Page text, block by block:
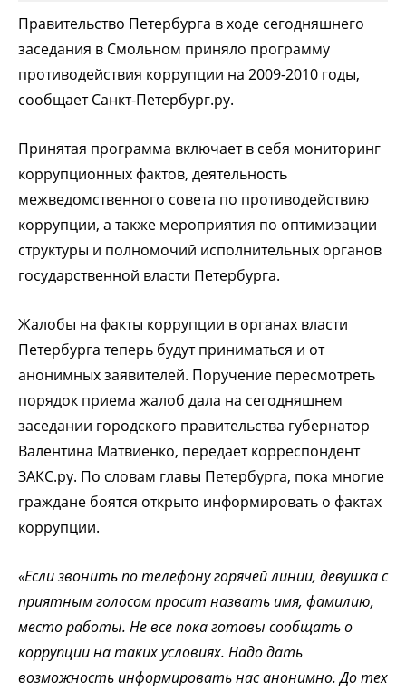
Правительство Петербурга в ходе сегодняшнего
заседания в Смольном приняло программу
противодействия коррупции на 2009-2010 годы,
сообщает Санкт-Петербург.ру.
Принятая программа включает в себя мониторинг
коррупционных фактов, деятельность
межведомственного совета по противодействию
коррупции, а также мероприятия по оптимизации
структуры и полномочий исполнительных органов
государственной власти Петербурга.
Жалобы на факты коррупции в органах власти
Петербурга теперь будут приниматься и от
анонимных заявителей. Поручение пересмотреть
порядок приема жалоб дала на сегодняшнем
заседании городского правительства губернатор
Валентина Матвиенко, передает корреспондент
ЗАКС.ру. По словам главы Петербурга, пока многие
граждане боятся открыто информировать о фактах
коррупции.
«Если звонить по телефону горячей линии, девушка с
приятным голосом просит назвать имя, фамилию,
место работы. Не все пока готовы сообщать о
коррупции на таких условиях. Надо дать
возможность информировать нас анонимно. До тех